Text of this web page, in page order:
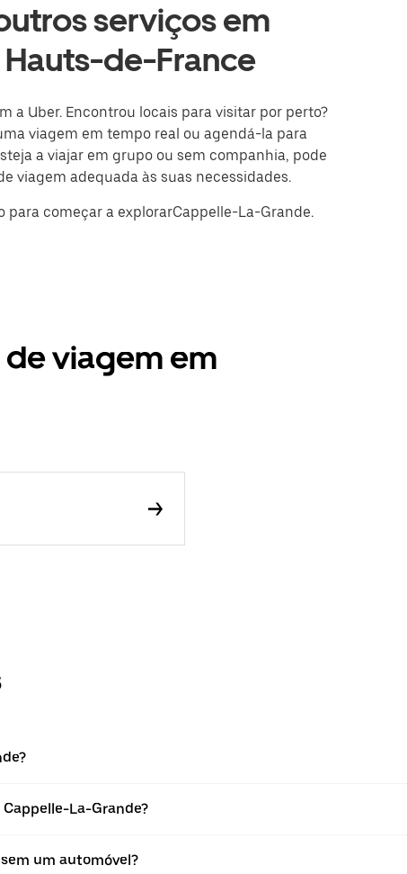
serviços em
de-France
a Uber. Encontrou locais para visitar por perto?
viagem em tempo real ou agendá-la para
a viajar em grupo ou sem companhia, pode
viagem adequada às suas necessidades.
começar a explorarCappelle-La-Grande.
viagem em
La-Grande?
um automóvel?